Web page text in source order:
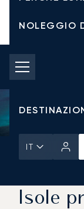
NOLEGGIO
TARIFFE DI
JET PRIVATI
IT
RICHIEDI
Isole